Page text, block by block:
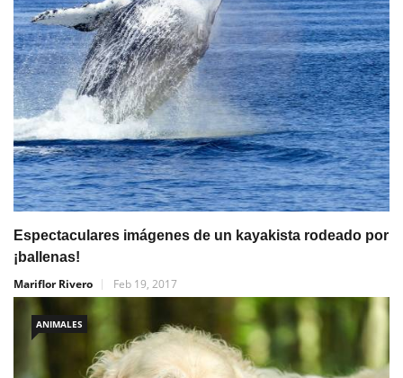
Espectaculares imágenes de un kayakista rodeado por
¡ballenas!
Mariflor Rivero
Feb 19, 2017
ANIMALES